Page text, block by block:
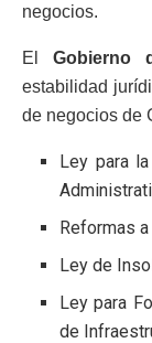
negocios.
ElGobierno
estabilidad
de negocios de
Ley para
Reformas
Ley de
Ley para
de